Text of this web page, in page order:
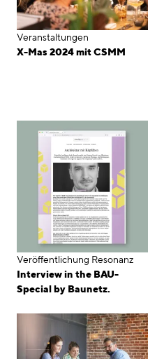
Veranstaltungen
X-Mas 2024 mit CSMM
Veröffentlichung Resonanz
Interview in the BAU-
Special by Baunetz.